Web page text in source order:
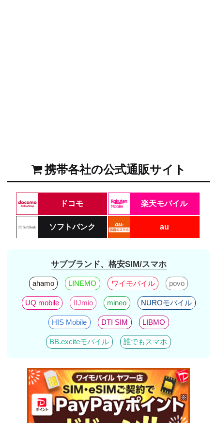
携帯各社の公式通販サイト
ドコモ 楽天モバイル
ソフトバンク au
サブブランド、格安SIM/スマホ
ahamo LINEMO ワイモバイル povo
UQ mobile IIJmio mineo NUROモバイル
HIS Mobile DTI SIM LIBMO
BB.exciteモバイル 誰でもスマホ